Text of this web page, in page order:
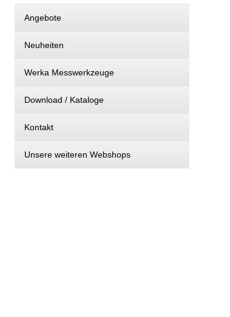
Angebote
Neuheiten
Werka Messwerkzeuge
Download / Kataloge
Kontakt
Unsere weiteren Webshops